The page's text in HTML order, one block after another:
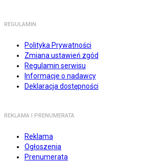
REGULAMIN
Polityka Prywatności
Zmiana ustawień zgód
Regulamin serwisu
Informacje o nadawcy
Deklaracja dostępności
REKLAMA I PRENUMERATA
Reklama
Ogłoszenia
Prenumerata